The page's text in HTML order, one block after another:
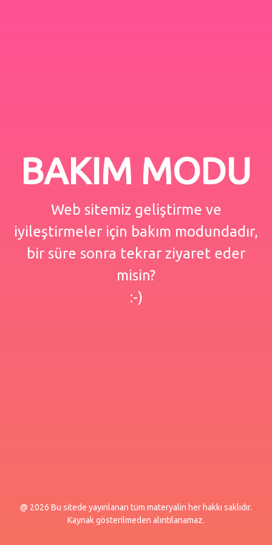
BAKIM MODU
Web sitemiz geliştirme ve
iyileştirmeler için bakım modundadır,
bir süre sonra tekrar ziyaret eder
misin?
:-)
@ 2026 Bu sitede yayınlanan tüm materyalin her hakkı saklıdır.
Kaynak gösterilmeden alıntılanamaz.